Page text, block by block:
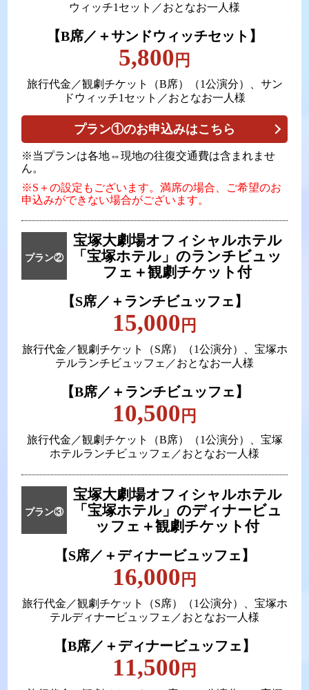
ウィッチ1セット／おとなお一人様
【B席／＋サンドウィッチセット】
5,800 円
旅行代金／観劇チケット（B席）（1公演分）、サン
ドウィッチ1セット／おとなお一人様
プラン①のお申込みはこちら
※当プランは各地⇔現地の往復交通費は含まれませ
ん。
※S＋の設定もございます。満席の場合、ご希望のお
申込みができない場合がございます。
プラン②
宝塚大劇場オフィシャルホテル
「宝塚ホテル」のランチビュッ
フェ＋観劇チケット付
【S席／＋ランチビュッフェ】
15,000 円
旅行代金／観劇チケット（S席）（1公演分）、宝塚ホ
テルランチビュッフェ／おとなお一人様
【B席／＋ランチビュッフェ】
10,500 円
旅行代金／観劇チケット（B席）（1公演分）、宝塚
ホテルランチビュッフェ／おとなお一人様
プラン③
宝塚大劇場オフィシャルホテル
「宝塚ホテル」のディナービュ
ッフェ＋観劇チケット付
【S席／＋ディナービュッフェ】
16,000 円
旅行代金／観劇チケット（S席）（1公演分）、宝塚ホ
テルディナービュッフェ／おとなお一人様
【B席／＋ディナービュッフェ】
11,500 円